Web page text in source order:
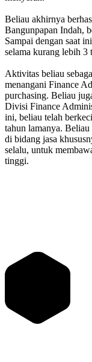
Beliau akhirnya
Bangunpapan Indah,
Sampai dengan saat
selama kurang lebih 3
Aktivitas beliau
menangani Finance
purchasing. Beliau
Divisi Finance
ini, beliau telah
tahun lamanya.
di bidang jasa
selalu, untuk
tinggi.